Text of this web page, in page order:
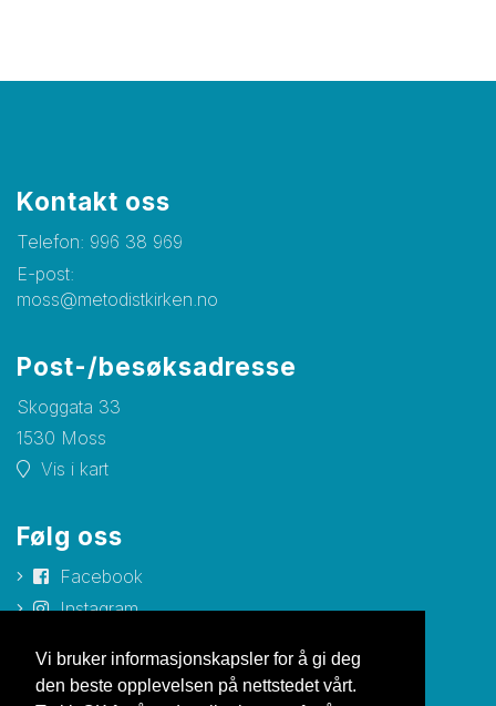
Vi bruker informasjonskapsler for å gi deg
den beste opplevelsen på nettstedet vårt.
Kontakt oss
Telefon: 996 38 969
E-post:
moss@metodistkirken.no
Post-/besøksadresse
Skoggata 33
1530 Moss
Vis i kart
Følg oss
Facebook
Instagram